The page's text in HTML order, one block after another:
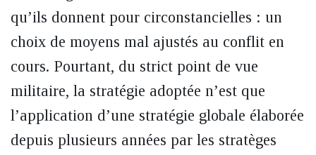
qu’ils donnent pour circonstancielles : un
choix de moyens mal ajustés au conflit en
cours. Pourtant, du strict point de vue
militaire, la stratégie adoptée n’est que
l’application d’une stratégie globale élaborée
depuis plusieurs années par les stratèges